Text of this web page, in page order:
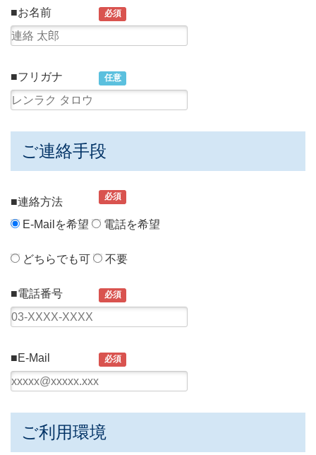
■お名前 必須
■フリガナ 任意
ご連絡手段
■連絡方法 必須
E-Mailを希望 電話を希望
どちらでも可 不要
■電話番号 必須
■E-Mail 必須
ご利用環境